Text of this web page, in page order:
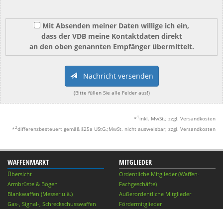
Mit Absenden meiner Daten willige ich ein,
dass der VDB meine Kontaktdaten direkt
an den oben genannten Empfänger übermittelt.
Nachricht versenden
(Bitte füllen Sie alle Felder aus!)
* 1 inkl. MwSt.; zzgl. Versandkosten
*2differenzbesteuert gemäß §25a UStG.;MwSt. nicht ausweisbar; zzgl. Versandkosten
WAFFENMARKT
Übersicht
Armbrüste & Bögen
Blankwaffen (Messer u.ä.)
Gas-, Signal-, Schreckschusswaffen
MITGLIEDER
Ordentliche Mitglieder (Waffen-
Fachgeschäfte)
Außerordentliche Mitglieder
Fördermitglieder